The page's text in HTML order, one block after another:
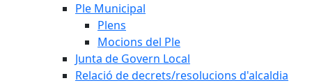
Ple Municipal
Plens
Mocions del Ple
Junta de Govern Local
Relació de decrets/resolucions d'alcaldia